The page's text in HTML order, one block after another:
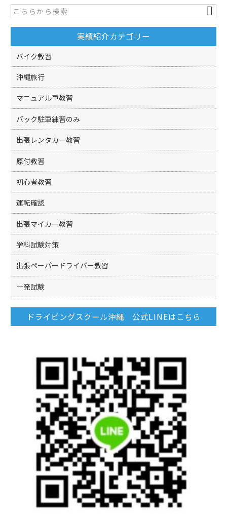
b
o
o
k
実績紹介カテゴリー
バイク教習
沖縄旅行
マニュアル車教習
バック駐車練習のみ
出張レンタカー教習
原付教習
初心者教習
運転確認
出張マイカー教習
学科試験対策
出張ペーパードライバー教習
一発試験
ドライビングスクール沖縄 公式LINEはこちら